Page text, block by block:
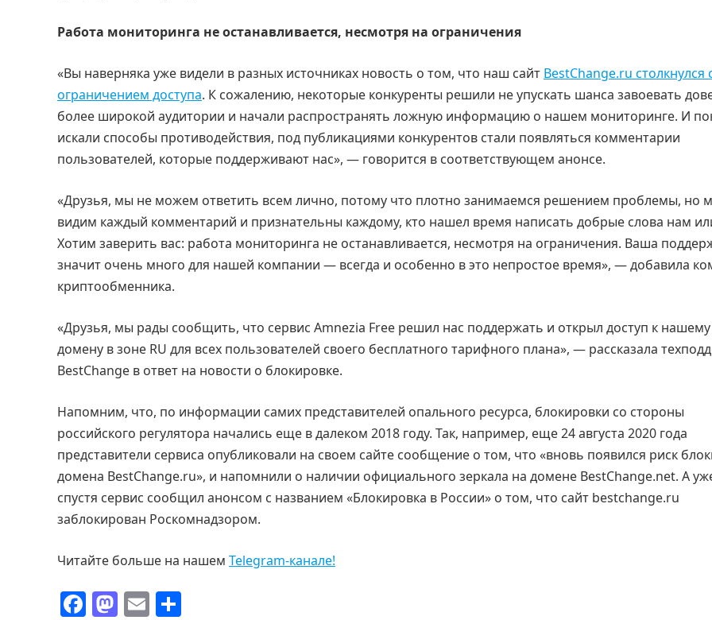
Работа мониторинга не останавливается, несмотря на ограничения
«Вы наверняка уже видели в разных источниках новость о том, что наш сайт BestСhange.ru столкнулся
ограничением доступа. К сожалению, некоторые конкуренты решили не упускать шанса завоевать
более широкой аудитории и начали распространять ложную информацию о нашем мониторинге. И
искали способы противодействия, под публикациями конкурентов стали появляться комментарии
пользователей, которые поддерживают нас», — говорится в соответствующем анонсе.
«Друзья, мы не можем ответить всем лично, потому что плотно занимаемся решением проблемы, но
видим каждый комментарий и признательны каждому, кто нашел время написать добрые слова нам
Хотим заверить вас: работа мониторинга не останавливается, несмотря на ограничения. Ваша
значит очень много для нашей компании — всегда и особенно в это непростое время», — добавила
криптообменника.
«Друзья, мы рады сообщить, что сервис Amnezia Free решил нас поддержать и открыл доступ к нашему
домену в зоне RU для всех пользователей своего бесплатного тарифного плана», — рассказала
BestСhange в ответ на новости о блокировке.
Напомним, что, по информации самих представителей опального ресурса, блокировки со стороны
российского регулятора начались еще в далеком 2018 году. Так, например, еще 24 августа 2020 года
представители сервиса опубликовали на своем сайте сообщение о том, что «вновь появился риск
домена BestChange.ru», и напомнили о наличии официального зеркала на домене BestChange.net. А
спустя сервис сообщил анонсом с названием «Блокировка в России» о том, что сайт bestchange.ru
заблокирован Роскомнадзором.
Читайте больше на нашем Telegram-канале!
F M E